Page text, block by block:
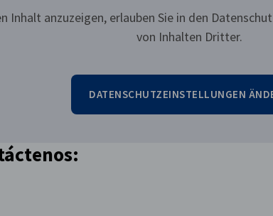
Inhalt anzuzeigen, erlauben Sie in den
von Inhalten Dritter.
DATENSCHUTZEINSTELLUNGEN